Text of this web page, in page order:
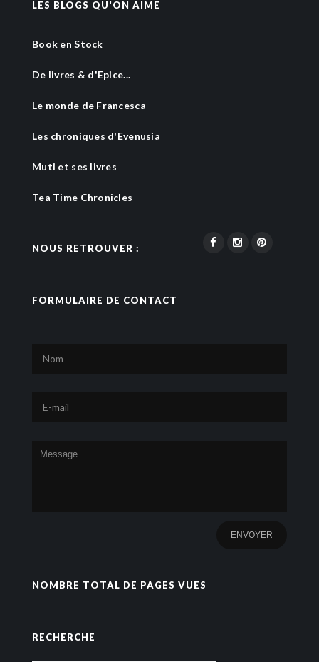
LES BLOGS QU'ON AIME
Book en Stock
De livres & d'Epice...
Le monde de Francesca
Les chroniques d'Evenusia
Muti et ses livres
Tea Time Chronicles
NOUS RETROUVER :
FORMULAIRE DE CONTACT
NOMBRE TOTAL DE PAGES VUES
RECHERCHE